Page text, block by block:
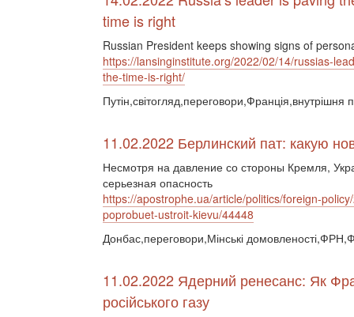
time is right
Russian President keeps showing signs of
https://lansinginstitute.org/2022/02/14/russias-
the-time-is-right/
Путін,світогляд,переговори,Франція,внутрішня
11.02.2022 Берлинский пат: какую
Несмотря на давление со стороны Кремля,
серьезная опасность
https://apostrophe.ua/article/politics/foreign-
poprobuet-ustroit-kievu/44448
Донбас,переговори,Мінські
11.02.2022 Ядерний ренесанс: Як
російського газу